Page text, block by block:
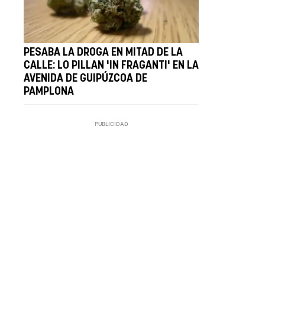
PESABA LA DROGA EN MITAD DE LA
CALLE: LO PILLAN 'IN FRAGANTI' EN LA
AVENIDA DE GUIPÚZCOA DE
PAMPLONA